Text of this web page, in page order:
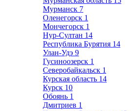
Мурманск 7
Оленегорск 1
Мончегорск 1
Нур-Султан 14
Республика Бурятия 14
Улан-Удэ 9
Гусиноозерск 1
Северобайкальск 1
Курская область 14
Курск 10
Обоянь 1
Дмитриев 1